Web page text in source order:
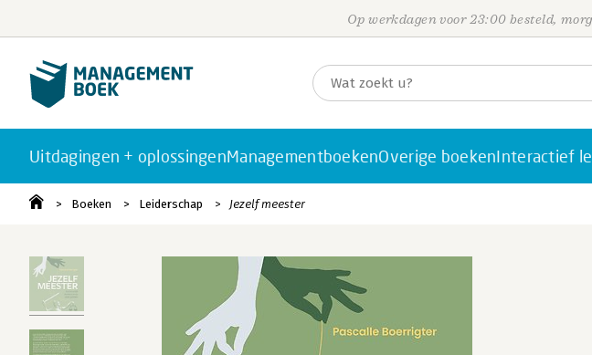
Op werkdagen voor 23:00 besteld,
Uitdagingen + oplossingenManagementboekenOverige boekenInteractief
Boeken Leiderschap Jezelf meester